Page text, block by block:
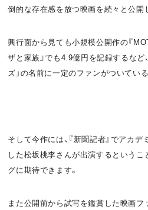
倒的な存在感を放つ映画を続々と公開
興行面から見ても小規模公開作の『
ザと家族』でも4.9億円を記録するなど
ズ」の名前に一定のファンがついてい
そして今作には、『新聞記者』でアカ
した松坂桃李さんが出演するというこ
グに期待できます。
また公開前から試写を鑑賞した映画